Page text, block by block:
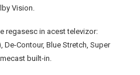
Vision.
regasesc in acest televizor:
Contour, Blue Stretch, Super
built-in.